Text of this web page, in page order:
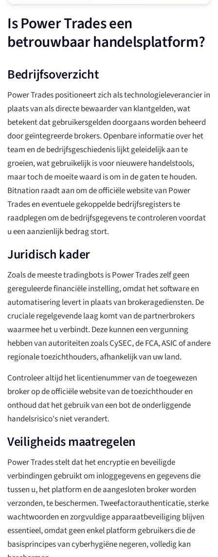
Is Power Trades een
betrouwbaar handelsplatform?
Bedrijfsoverzicht
Power Trades positioneert zich als technologieleverancier in
plaats van als directe bewaarder van klantgelden, wat
betekent dat gebruikersgelden doorgaans worden beheerd
door geïntegreerde brokers. Openbare informatie over het
team en de bedrijfsgeschiedenis lijkt geleidelijk aan te
groeien, wat gebruikelijk is voor nieuwere handelstools,
maar toch de moeite waard is om in de gaten te houden.
Bitnation raadt aan om de officiële website van Power
Trades en eventuele gekoppelde bedrijfsregisters te
raadplegen om de bedrijfsgegevens te controleren voordat
u een aanzienlijk bedrag stort.
Juridisch kader
Zoals de meeste tradingbots is Power Trades zelf geen
gereguleerde financiële instelling, omdat het software en
automatisering levert in plaats van brokeragediensten. De
cruciale regelgevende laag komt van de partnerbrokers
waarmee het u verbindt. Deze kunnen een vergunning
hebben van autoriteiten zoals CySEC, de FCA, ASIC of andere
regionale toezichthouders, afhankelijk van uw land.
Controleer altijd het licentienummer van de toegewezen
broker op de officiële website van de toezichthouder en
onthoud dat het gebruik van een bot de onderliggende
handelsrisico's niet verandert.
Veiligheids maatregelen
Power Trades stelt dat het encryptie en beveiligde
verbindingen gebruikt om inloggegevens en gegevens die
tussen u, het platform en de aangesloten broker worden
verzonden, te beschermen. Tweefactorauthenticatie, sterke
wachtwoorden en zorgvuldige apparaatbeveiliging blijven
essentieel, omdat geen enkel platform gebruikers die de
basisprincipes van cyberhygiëne negeren, volledig kan